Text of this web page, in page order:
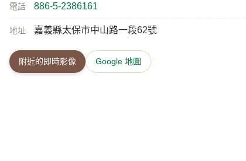
電話 886-5-2386161
地址 嘉義縣太保市中山路一段62號
附近的即時影像 Google 地圖